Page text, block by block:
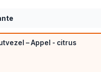
– Appel - citrus